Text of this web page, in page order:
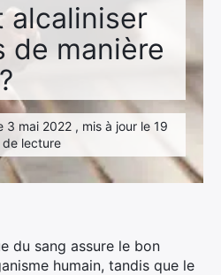
alcaliniser
de manière
3 mai 2022 , mis à jour le 19
lecture
du sang assure le bon
humain, tandis que le